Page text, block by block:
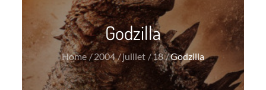
Godzilla
Home 2004 juillet 18 Godzilla